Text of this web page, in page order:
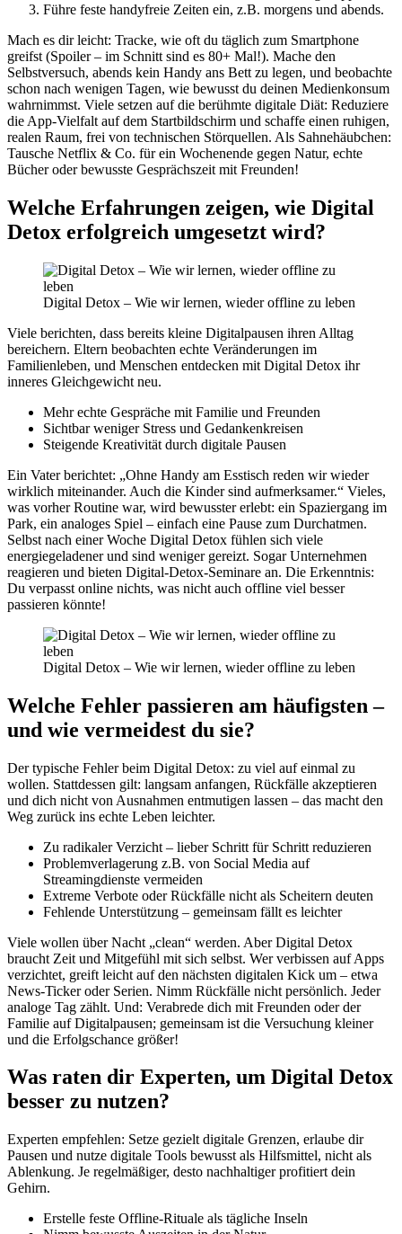
Führe feste handyfreie Zeiten ein, z.B. morgens und abends.
Mach es dir leicht: Tracke, wie oft du täglich zum Smartphone
greifst (Spoiler – im Schnitt sind es 80+ Mal!). Mache den
Selbstversuch, abends kein Handy ans Bett zu legen, und beobachte
schon nach wenigen Tagen, wie bewusst du deinen Medienkonsum
wahrnimmst. Viele setzen auf die berühmte digitale Diät: Reduziere
die App-Vielfalt auf dem Startbildschirm und schaffe einen ruhigen,
realen Raum, frei von technischen Störquellen. Als Sahnehäubchen:
Tausche Netflix & Co. für ein Wochenende gegen Natur, echte
Bücher oder bewusste Gesprächszeit mit Freunden!
Welche Erfahrungen zeigen, wie Digital
Detox erfolgreich umgesetzt wird?
Digital Detox – Wie wir lernen, wieder offline zu leben
Viele berichten, dass bereits kleine Digitalpausen ihren Alltag
bereichern. Eltern beobachten echte Veränderungen im
Familienleben, und Menschen entdecken mit Digital Detox ihr
inneres Gleichgewicht neu.
Mehr echte Gespräche mit Familie und Freunden
Sichtbar weniger Stress und Gedankenkreisen
Steigende Kreativität durch digitale Pausen
Ein Vater berichtet: „Ohne Handy am Esstisch reden wir wieder
wirklich miteinander. Auch die Kinder sind aufmerksamer.“ Vieles,
was vorher Routine war, wird bewusster erlebt: ein Spaziergang im
Park, ein analoges Spiel – einfach eine Pause zum Durchatmen.
Selbst nach einer Woche Digital Detox fühlen sich viele
energiegeladener und sind weniger gereizt. Sogar Unternehmen
reagieren und bieten Digital-Detox-Seminare an. Die Erkenntnis:
Du verpasst online nichts, was nicht auch offline viel besser
passieren könnte!
Digital Detox – Wie wir lernen, wieder offline zu leben
Welche Fehler passieren am häufigsten –
und wie vermeidest du sie?
Der typische Fehler beim Digital Detox: zu viel auf einmal zu
wollen. Stattdessen gilt: langsam anfangen, Rückfälle akzeptieren
und dich nicht von Ausnahmen entmutigen lassen – das macht den
Weg zurück ins echte Leben leichter.
Zu radikaler Verzicht – lieber Schritt für Schritt reduzieren
Problemverlagerung z.B. von Social Media auf
Streamingdienste vermeiden
Extreme Verbote oder Rückfälle nicht als Scheitern deuten
Fehlende Unterstützung – gemeinsam fällt es leichter
Viele wollen über Nacht „clean“ werden. Aber Digital Detox
braucht Zeit und Mitgefühl mit sich selbst. Wer verbissen auf Apps
verzichtet, greift leicht auf den nächsten digitalen Kick um – etwa
News-Ticker oder Serien. Nimm Rückfälle nicht persönlich. Jeder
analoge Tag zählt. Und: Verabrede dich mit Freunden oder der
Familie auf Digitalpausen; gemeinsam ist die Versuchung kleiner
und die Erfolgschance größer!
Was raten dir Experten, um Digital Detox
besser zu nutzen?
Experten empfehlen: Setze gezielt digitale Grenzen, erlaube dir
Pausen und nutze digitale Tools bewusst als Hilfsmittel, nicht als
Ablenkung. Je regelmäßiger, desto nachhaltiger profitiert dein
Gehirn.
Erstelle feste Offline-Rituale als tägliche Inseln